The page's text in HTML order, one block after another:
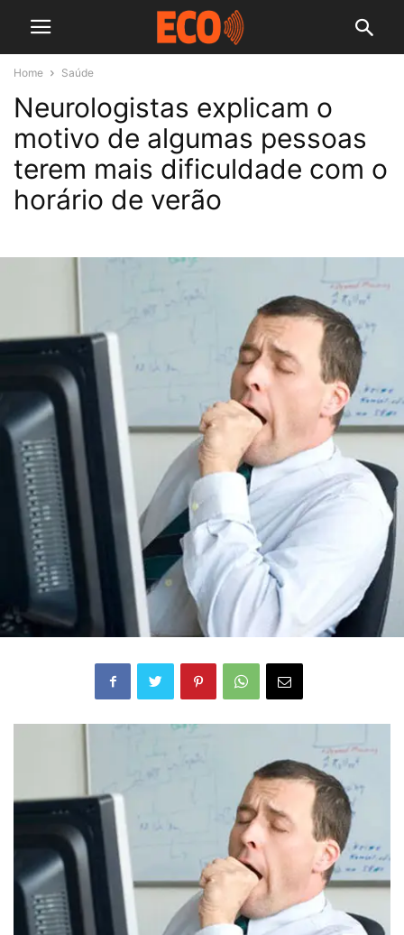
Home Saúde
Neurologistas explicam o
motivo de algumas pessoas
terem mais dificuldade com o
horário de verão